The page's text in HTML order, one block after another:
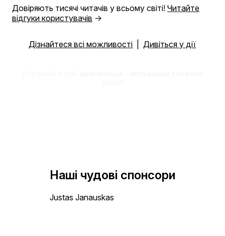
Довіряють тисячі читачів у всьому світі! Читайте
відгуки користувачів →
Дізнайтеся всі можливості Дивіться у дії
Наші чудові спонсори
Justas Janauskas